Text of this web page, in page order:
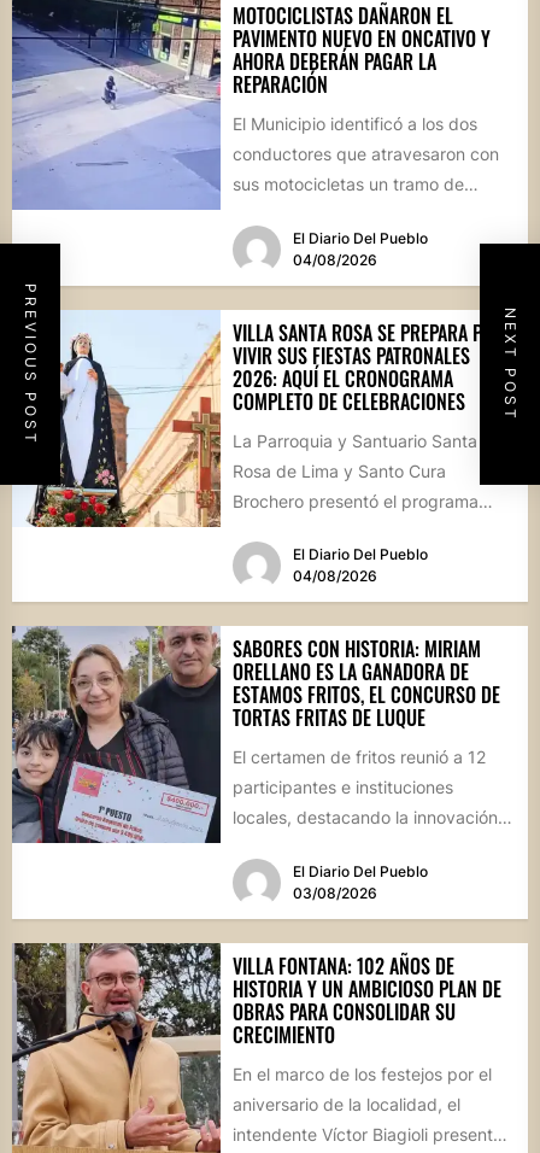
PREVIOUS POST NEXT POST
MOTOCICLISTAS DAÑARON EL
PAVIMENTO NUEVO EN ONCATIVO Y
AHORA DEBERÁN PAGAR LA
REPARACIÓN
El Municipio identificó a los dos
conductores que atravesaron con
sus motocicletas un tramo de
calle...
El Diario Del Pueblo
04/08/2026
VILLA SANTA ROSA SE PREPARA PARA
VIVIR SUS FIESTAS PATRONALES
2026: AQUÍ EL CRONOGRAMA
COMPLETO DE CELEBRACIONES
La Parroquia y Santuario Santa
Rosa de Lima y Santo Cura
Brochero presentó el programa
El Diario Del Pueblo
04/08/2026
SABORES CON HISTORIA: MIRIAM
ORELLANO ES LA GANADORA DE
ESTAMOS FRITOS, EL CONCURSO DE
TORTAS FRITAS DE LUQUE
El certamen de fritos reunió a 12
participantes e instituciones
locales, destacando la innovación
El Diario Del Pueblo
03/08/2026
VILLA FONTANA: 102 AÑOS DE
HISTORIA Y UN AMBICIOSO PLAN DE
OBRAS PARA CONSOLIDAR SU
CRECIMIENTO
En el marco de los festejos por el
aniversario de la localidad, el
intendente Víctor Biagioli presentó